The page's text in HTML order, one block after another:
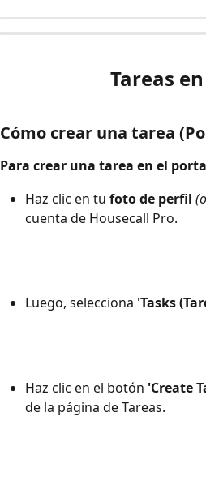
Tareas
Cómo crear una tarea
Para crear una tarea en el
Haz clic en tu foto de perfil
cuenta de Housecall Pro.
Luego, selecciona 'Tasks
Haz clic en el botón 'Create
de la página de Tareas.